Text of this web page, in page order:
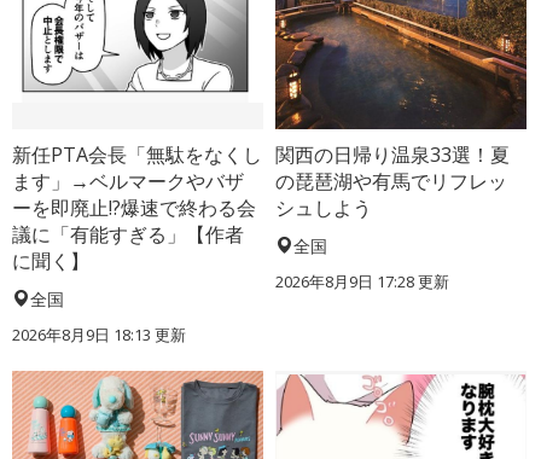
新任PTA会長「無駄をなくし
ます」→ベルマークやバザ
ーを即廃止!?爆速で終わる会
議に「有能すぎる」【作者
に聞く】
全国
2026年8月9日 18:13 更新
関西の日帰り温泉33選！夏
の琵琶湖や有馬でリフレッ
シュしよう
全国
2026年8月9日 17:28更新